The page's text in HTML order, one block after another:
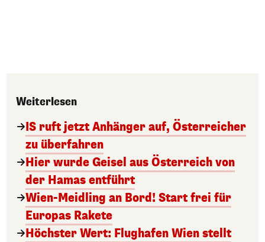
Weiterlesen
IS ruft jetzt Anhänger auf, Österreicher
zu überfahren
Hier wurde Geisel aus Österreich von
der Hamas entführt
Wien-Meidling an Bord! Start frei für
Europas Rakete
Höchster Wert: Flughafen Wien stellt